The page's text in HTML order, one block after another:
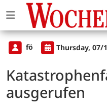
fö Thursday, 07/
ausgerufen